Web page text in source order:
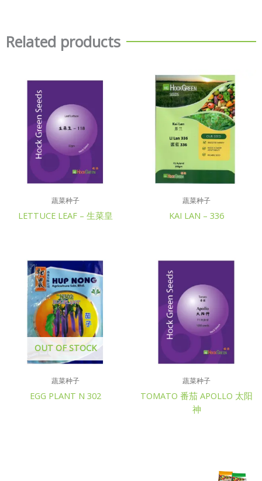
Related products
蔬菜种子
LETTUCE LEAF – 生菜皇
蔬菜种子
KAI LAN – 336
OUT OF STOCK
蔬菜种子
EGG PLANT N 302
蔬菜种子
TOMATO 番茄 APOLLO 太阳
神